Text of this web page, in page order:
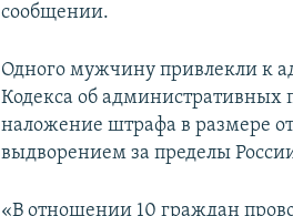
сообщении.
Одного мужчину привлекли к
Кодекса об административных
наложение штрафа в размере
выдворением за пределы
«В отношении 10 граждан